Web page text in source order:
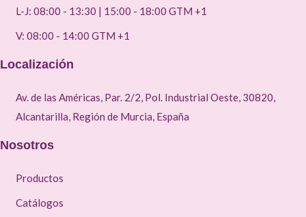
L-J: 08:00 - 13:30 | 15:00 - 18:00 GTM +1
V: 08:00 - 14:00 GTM +1
Localización
Av. de las Américas, Par. 2/2, Pol. Industrial Oeste, 30820,
Alcantarilla, Región de Murcia, España
Nosotros
Productos
Catálogos